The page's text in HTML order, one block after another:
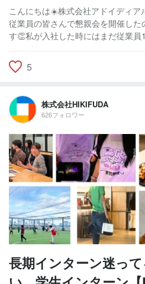
こんにちは☀️株式会社アドイディア
従業員の皆さんで懇親会を開催した
す👏私が入社した時にはまだ従業員
5
株式会社HIKIFUDA
626フォロワー
長期インターン迷っ